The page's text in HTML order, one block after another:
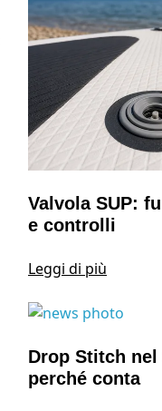
Valvola SUP:
e controlli
Leggi di più
Drop Stitch nel
perché conta